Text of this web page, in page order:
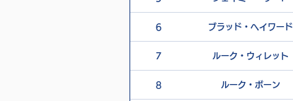
6 ブラッド・ヘイワード
7 ルーク・ウィレット
8 ルーク・ボーン